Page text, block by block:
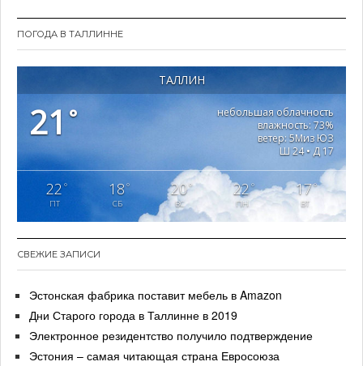
ПОГОДА В ТАЛЛИННЕ
ТАЛЛИН
21 °
небольшая облачность
влажность: 73%
ветер: 5Миз ЮЗ
Ш 24 • Д 17
22 °
ПТ
18°
СБ
20°
ВС
22°
ПН
17°
ВТ
СВЕЖИЕ ЗАПИСИ
Эстонская фабрика поставит мебель в Amazon
Дни Старого города в Таллинне в 2019
Электронное резидентство получило подтверждение
Эстония – самая читающая страна Евросоюза